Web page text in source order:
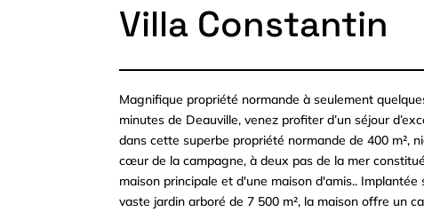
Villa Constantin
Magnifique propriété normande à seulement
minutes de Deauville, venez profiter d’un séjour
dans cette superbe propriété normande de 400 m²,
cœur de la campagne, à deux pas de la mer
maison principale et d'une maison d'amis.. Implantée
vaste jardin arboré de 7 500 m², la maison offre un